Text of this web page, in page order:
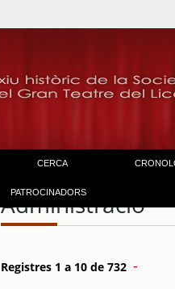
CERCA
PATROCINADORS
Administració
Registres 1 a 10 de 732 -